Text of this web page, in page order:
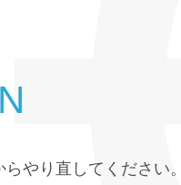
やり直してください。